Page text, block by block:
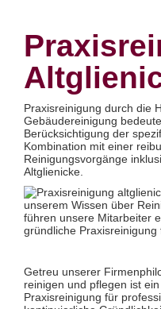
Büroreinigung
Centerreinigung
Fassadenreinigung und
Fensterreinigung
Fitnessstudioreinigung
Glas- und
Großküchenreinigung
Grundreinigung
Industriereinigung
Kino- und
Kitareinigung
Praxisreinigung
Privathaushaltsreinigung
Restaurantreinigung
Schulreinigung
Solaranlagenreinigung mit
Veranstaltungsreinigung
Verkehrs- und
Verkehrsmittelreinigung
Praxisreinigung durch die
Gebäudereinigung
Berücksichtigung der
Kombination mit einer
Reinigungsvorgänge
Altglienicke.
unserem Wissen über
führen unsere Mitarbeiter
gründliche Praxisreinigung
Getreu unserer
reinigen und pflegen ist
Praxisreinigung für